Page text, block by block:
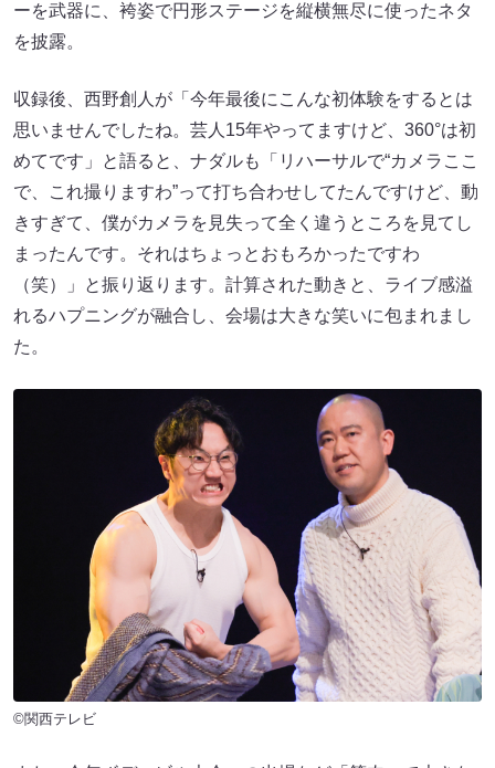
ーを武器に、袴姿で円形ステージを縦横無尽に使ったネタ
を披露。
収録後、西野創人が「今年最後にこんな初体験をするとは
思いませんでしたね。芸人15年やってますけど、360°は初
めてです」と語ると、ナダルも「リハーサルで“カメラここ
で、これ撮りますわ”って打ち合わせしてたんですけど、動
きすぎて、僕がカメラを見失って全く違うところを見てし
まったんです。それはちょっとおもろかったですわ
（笑）」と振り返ります。計算された動きと、ライブ感溢
れるハプニングが融合し、会場は大きな笑いに包まれまし
た。
©関西テレビ